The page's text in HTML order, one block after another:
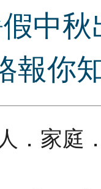
假中
報你
．家庭